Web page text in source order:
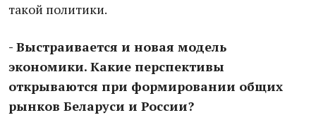
такой политики.
- Выстраивается и новая модель
экономики. Какие перспективы
открываются при формировании общих
рынков Беларуси и России?